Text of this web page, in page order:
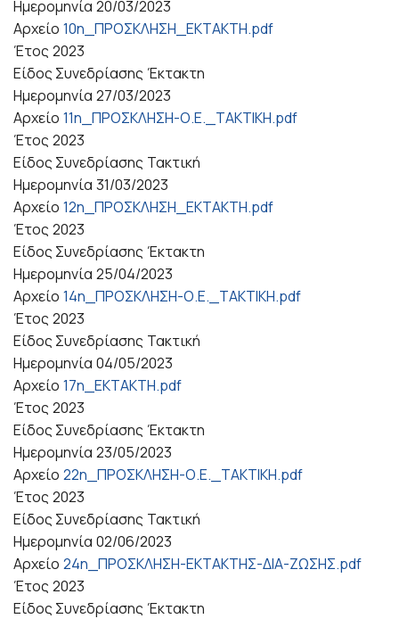
Ημερομηνία 20/03/2023
Αρχείο 10η_ΠΡΟΣΚΛΗΣΗ_ΕΚΤΑΚΤΗ.pdf
Έτος 2023
Είδος Συνεδρίασης Έκτακτη
Ημερομηνία 27/03/2023
Αρχείο 11η_ΠΡΟΣΚΛΗΣΗ-Ο.Ε._ΤΑΚΤΙΚΗ.pdf
Έτος 2023
Είδος Συνεδρίασης Τακτική
Ημερομηνία 31/03/2023
Αρχείο 12η_ΠΡΟΣΚΛΗΣΗ_ΕΚΤΑΚΤΗ.pdf
Έτος 2023
Είδος Συνεδρίασης Έκτακτη
Ημερομηνία 25/04/2023
Αρχείο 14η_ΠΡΟΣΚΛΗΣΗ-Ο.Ε._ΤΑΚΤΙΚΗ.pdf
Έτος 2023
Είδος Συνεδρίασης Τακτική
Ημερομηνία 04/05/2023
Αρχείο 17η_ΕΚΤΑΚΤΗ.pdf
Έτος 2023
Είδος Συνεδρίασης Έκτακτη
Ημερομηνία 23/05/2023
Αρχείο 22η_ΠΡΟΣΚΛΗΣΗ-Ο.Ε._ΤΑΚΤΙΚΗ.pdf
Έτος 2023
Είδος Συνεδρίασης Τακτική
Ημερομηνία 02/06/2023
Αρχείο 24η_ΠΡΟΣΚΛΗΣΗ-ΕΚΤΑΚΤΗΣ-ΔΙΑ-ΖΩΣΗΣ.pdf
Έτος 2023
Είδος Συνεδρίασης Έκτακτη